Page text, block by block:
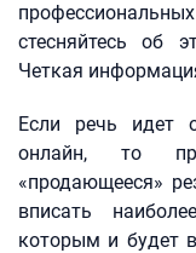
стесняйтесь об
Четкая
Если речь идет
онлайн, то
«продающееся»
вписать
которым и будет